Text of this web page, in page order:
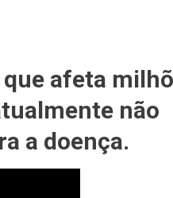
afeta
não
a doença.